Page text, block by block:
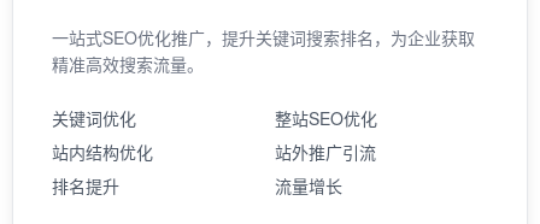
一站式SEO优化推广，提升关键词搜索排名，为企业获取
精准高效搜索流量。
关键词优化
整站SEO优化
站内结构优化
站外推广引流
排名提升
流量增长